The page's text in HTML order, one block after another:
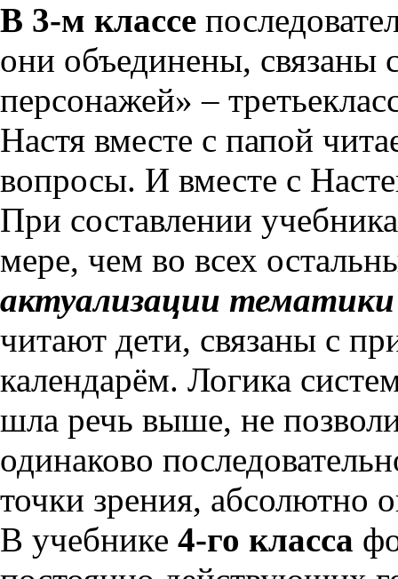
В 3-м классе
они объединены, связаны
персонажей» –
Настя вместе с папой
вопросы. И вместе с
При составлении
мере, чем во всех
актуализации
читают дети, связаны с
календарём. Логика
шла речь выше, не
одинаково
точки зрения, абсолютно
В учебнике 4-го класса